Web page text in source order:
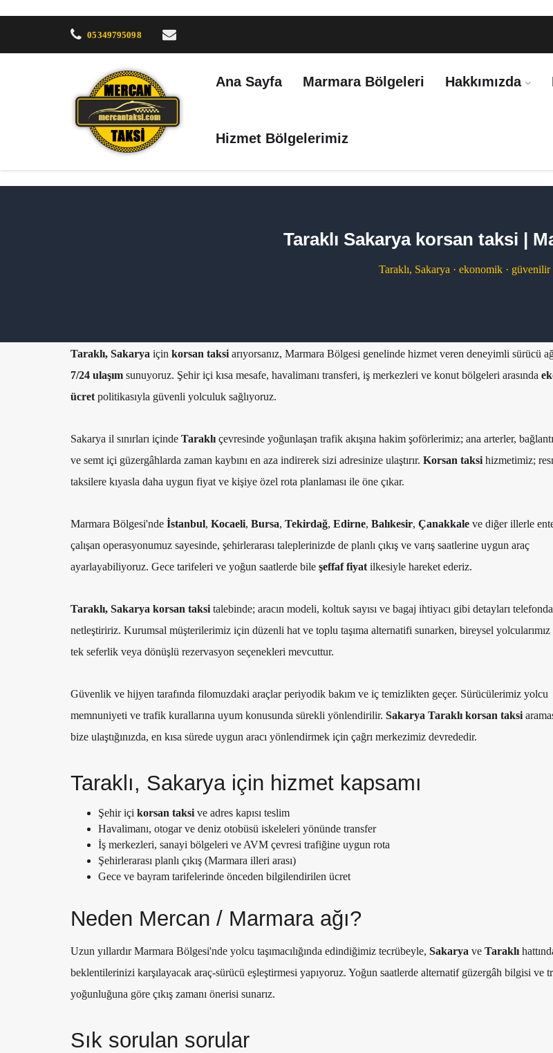
05349795098
Ana Sayfa Marmara Bölgeleri Hakkımızda
Hizmet Bölgelerimiz
Taraklı Sakarya korsan taksi |
Taraklı, Sakarya · ekonomik · güvenilir
Taraklı, Sakarya için korsan taksiarıyorsanız, Marmara Bölgesi genelinde hizmet veren deneyimli sürücü
7/24 ulaşım sunuyoruz. Şehir içi kısa mesafe, havalimanı transferi, iş merkezleri ve konut bölgeleri arasında
ücretpolitikasıyla güvenli yolculuk sağlıyoruz.
Sakarya il sınırları içinde Taraklıçevresinde yoğunlaşan trafik akışına hakim şoförlerimiz; ana arterler,
ve semt içi güzergâhlarda zaman kaybını en aza indirerek sizi adresinize ulaştırır. Korsan taksihizmetimiz;
taksilere kıyasla daha uygun fiyat ve kişiye özel rota planlaması ile öne çıkar.
Marmara Bölgesi'nde İstanbul, Kocaeli, Bursa, Tekirdağ, Edirne, Balıkesir, Çanakkale ve diğer illerle
çalışan operasyonumuz sayesinde, şehirlerarası taleplerinizde de planlı çıkış ve varış saatlerine uygun araç
ayarlayabiliyoruz. Gece tarifeleri ve yoğun saatlerde bile şeffaf fiyatilkesiyle hareket ederiz.
Taraklı, Sakarya korsan taksitalebinde; aracın modeli, koltuk sayısı ve bagaj ihtiyacı gibi detayları telefonda
netleştiririz. Kurumsal müşterilerimiz için düzenli hat ve toplu taşıma alternatifi sunarken, bireysel
tek seferlik veya dönüşlü rezervasyon seçenekleri mevcuttur.
Güvenlik ve hijyen tarafında filomuzdaki araçlar periyodik bakım ve iç temizlikten geçer. Sürücülerimiz yolcu
memnuniyeti ve trafik kurallarına uyum konusunda sürekli yönlendirilir. Sakarya Taraklı korsan taksi
bize ulaştığınızda, en kısa sürede uygun aracı yönlendirmek için çağrı merkezimiz devrededir.
Taraklı, Sakarya için hizmet kapsamı
Şehir içi korsan taksive adres kapısı teslim
Havalimanı, otogar ve deniz otobüsü iskeleleri yönünde transfer
İş merkezleri, sanayi bölgeleri ve AVM çevresi trafiğine uygun rota
Şehirlerarası planlı çıkış (Marmara illeri arası)
Gece ve bayram tarifelerinde önceden bilgilendirilen ücret
Neden Mercan / Marmara ağı?
Uzun yıllardır Marmara Bölgesi'nde yolcu taşımacılığında edindiğimiz tecrübeyle, Sakarya ve Taraklı
beklentilerinizi karşılayacak araç-sürücü eşleştirmesi yapıyoruz. Yoğun saatlerde alternatif güzergâh bilgisi ve
yoğunluğuna göre çıkış zamanı önerisi sunarız.
Sık sorulan sorular